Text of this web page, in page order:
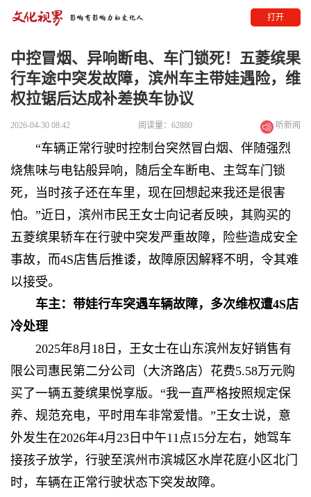
打开
中控冒烟、异响断电、车门锁死！五菱缤果
行车途中突发故障，滨州车主带娃遇险，维
权拉锯后达成补差换车协议
2026-04-30 08:42 阅读量：62880 听新闻
“车辆正常行驶时控制台突然冒白烟、伴随强烈
烧焦味与电钻般异响，随后全车断电、主驾车门锁
死，当时孩子还在车里，现在回想起来我还是很害
怕。”近日，滨州市民王女士向记者反映，其购买的
五菱缤果轿车在行驶中突发严重故障，险些造成安全
事故，而4S店售后推诿，故障原因解释不明，令其难
以接受。
车主：带娃行车突遇车辆故障，多次维权遭4S店
冷处理
2025年8月18日，王女士在山东滨州友好销售有
限公司惠民第二分公司（大济路店）花费5.58万元购
买了一辆五菱缤果悦享版。“我一直严格按照规定保
养、规范充电，平时用车非常爱惜。”王女士说，意
外发生在2026年4月23日中午11点15分左右，她驾车
接孩子放学，行驶至滨州市滨城区水岸花庭小区北门
时，车辆在正常行驶状态下突发故障。